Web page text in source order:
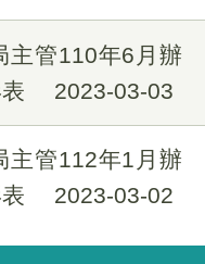
主管110年6月辦
2023-03-03
主管112年1月辦
2023-03-02